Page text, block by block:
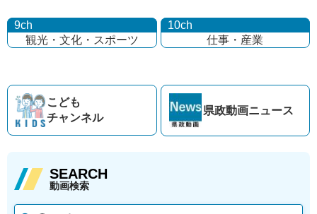
9ch
観光・文化・ スポーツ
10ch
仕事・産業
こども
チャンネル
県政動画ニュース
SEARCH
動画検索